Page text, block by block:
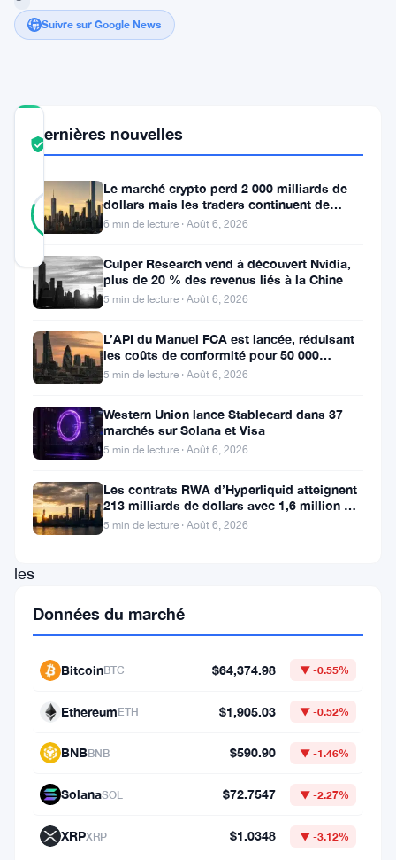
Suivre sur Google News
COMMUNITY
TRUST
Vérifié
81%
RÉEL
Vérifié
16
votes
Cardano,
des
principales
plateformes
blockchain
cryptomonnaies,
les
staking
choisis
pour
2023.
souligne
Dernières nouvelles
Le marché crypto perd 2 000 milliards de
dollars mais les traders continuent de
miser sur l’effet de levier
6 min de lecture · Août 6, 2026
Culper Research vend à découvert Nvidia,
plus de 20 % des revenus liés à la Chine
5 min de lecture · Août 6, 2026
L’API du Manuel FCA est lancée, réduisant
les coûts de conformité pour 50 000
entreprises britanniques
5 min de lecture · Août 6, 2026
Western Union lance Stablecard dans 37
marchés sur Solana et Visa
5 min de lecture · Août 6, 2026
Les contrats RWA d’Hyperliquid atteignent
213 milliards de dollars avec 1,6 million de
détenteurs
5 min de lecture · Août 6, 2026
Données du marché
BitcoinBTC $64,374.98 ▼ -0.55%
EthereumETH $1,905.03 ▼ -0.52%
BNBBNB $590.90 ▼ -1.46%
SolanaSOL $72.7547 ▼ -2.27%
XRPXRP $1.0348 ▼ -3.12%